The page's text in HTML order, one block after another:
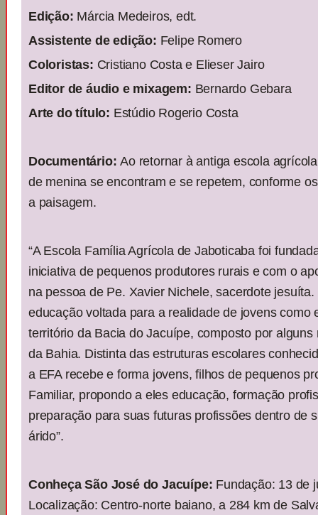
Edição: Márcia Medeiros, edt.
Assistente de edição: Felipe Romero
Coloristas: Cristiano Costa e Elieser Jairo
Editor de áudio e mixagem: Bernardo Gebara
Arte do título: Estúdio Rogerio Costa
Documentário:Ao retornar à antiga escola
de menina se encontram e se repetem, conforme
a paisagem.
“A Escola Família Agrícola de Jaboticaba foi
iniciativa de pequenos produtores rurais e com o
na pessoa de Pe. Xavier Nichele, sacerdote
educação voltada para a realidade de jovens como
território da Bacia do Jacuípe, composto por
da Bahia. Distinta das estruturas escolares
a EFA recebe e forma jovens, filhos de pequenos
Familiar, propondo a eles educação, formação
preparação para suas futuras profissões dentro de
árido”.
Conheça São José do Jacuípe: Fundação: 13 de
Localização: Centro-norte baiano, a 284 km de